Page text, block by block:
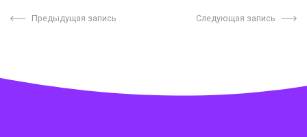
Предыдущая запись Следующая запись